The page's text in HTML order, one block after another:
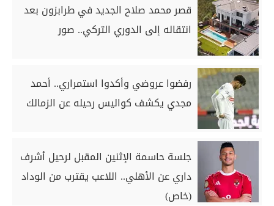
قصر محمد صلاح الجديد في طرابزون بعد
انتقاله إلى الدوري التركي.. صور
رفضوا عروضي وأكدوا استمراري.. أحمد
مجدي يكشف كواليس رحيله عن الزمالك
جلسة حاسمة الإثنين المقبل لرحيل أشرف
داري عن الأهلي.. اللاعب يقترب من الوداد
(خاص)